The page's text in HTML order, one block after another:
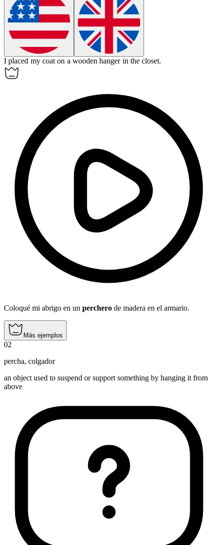
I placed my coat on a woodenhanger in the closet.
Coloqué mi abrigo en un perchero de madera en el armario.
Más ejemplos
02
percha, colgador
an object used to suspend or support something by hanging it from
above